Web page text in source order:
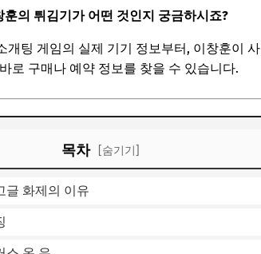
훈의 튀김기가 어떤 것인지 궁금하시죠?
개팅 게임의 실제 기기 정보부터, 이창훈이
로 구매나 예약 정보를 찾을 수 있습니다.
목차 [숨기기]
글 화제의 이유